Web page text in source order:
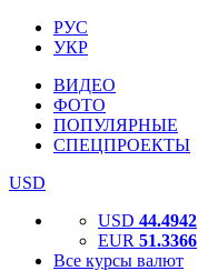
РУС
УКР
ВИДЕО
ФОТО
ПОПУЛЯРНЫЕ
СПЕЦПРОЕКТЫ
USD
USD 44.4942
EUR 51.3366
Все курсы валют